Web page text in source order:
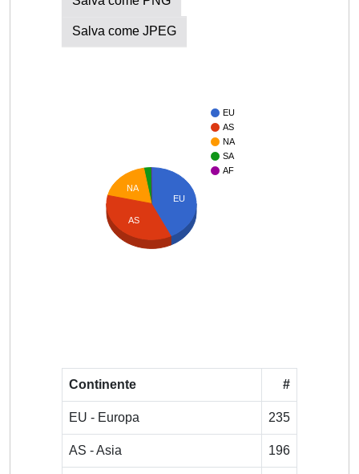
Salva come JPEG
EU
AS
NA
SA
AF
EU
NA
AS
Continente #
EU - Europa 235
AS - Asia 196